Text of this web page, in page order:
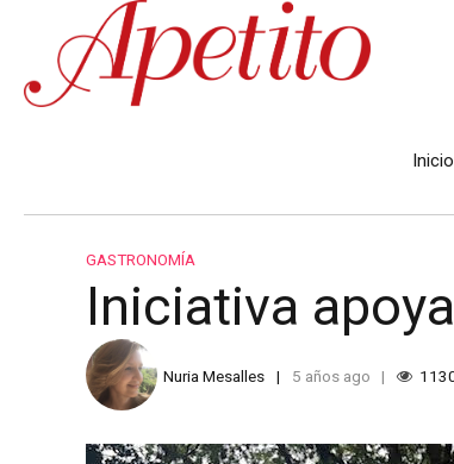
Inicio
GASTRONOMÍA
Iniciativa
Nuria Mesalles 5 años ago